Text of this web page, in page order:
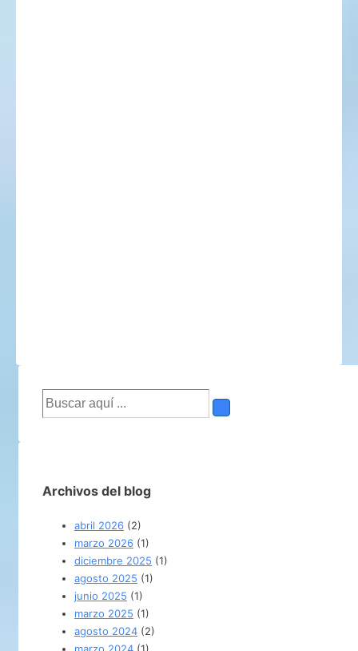
Buscar
por:
Archivos del blog
abril 2026 (2)
marzo 2026 (1)
diciembre 2025 (1)
agosto 2025 (1)
junio 2025 (1)
marzo 2025 (1)
agosto 2024 (2)
marzo 2024 (1)